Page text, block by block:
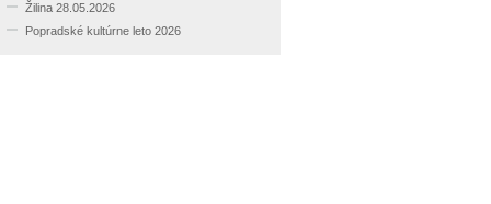
Žilina 28.05.2026
Popradské kultúrne leto 2026